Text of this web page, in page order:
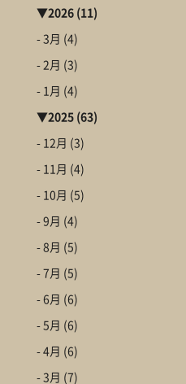
▼2026(11)
- 3月 (4)
- 2月 (3)
- 1月 (4)
▼2025(63)
- 12月 (3)
- 11月 (4)
- 10月 (5)
- 9月 (4)
- 8月 (5)
- 7月 (5)
- 6月 (6)
- 5月 (6)
- 4月 (6)
- 3月 (7)